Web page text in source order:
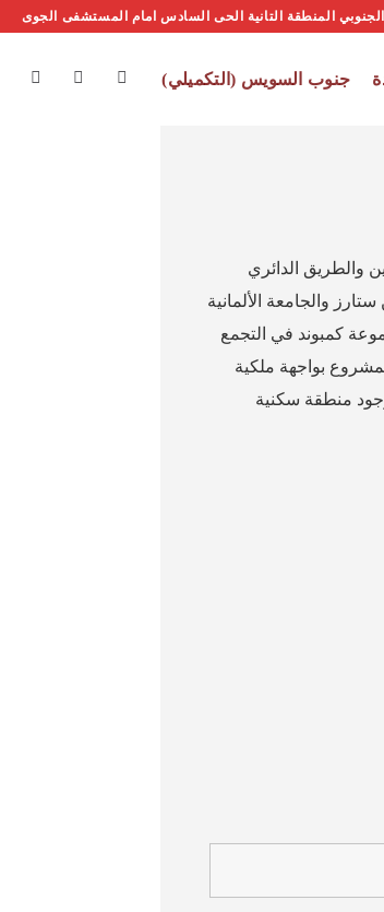
جنوب السويس (التكميلي)
والطريق الدائري
والجامعة الألمانية
كمبوند في التجمع
بواجهة ملكية
منطقة سكنية